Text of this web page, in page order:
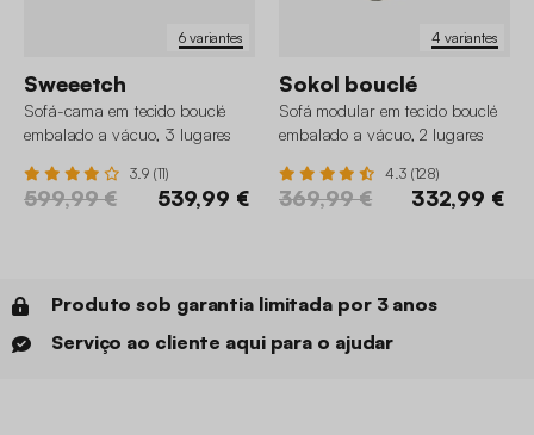
6 variantes
Sweeetch
Sofá-cama em tecido bouclé
embalado a vácuo, 3 lugares
3.9 (11)
599,99 € 539,99 €
4 variantes
Sokol bouclé
Sofá modular em tecido bouclé
embalado a vácuo, 2 lugares
4.3 (128)
369,99 € 332,99 €
Produto sob garantia limitada por 3 anos
Serviço ao cliente aqui para o ajudar